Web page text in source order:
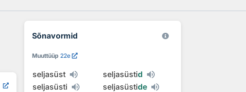
Sõnavormid
Muuttüüp 22e
seljasüst seljasüstid
seljasüsti
seljasüstide